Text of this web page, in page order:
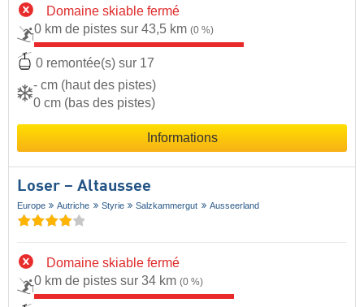
Domaine skiable fermé
0 km de pistes sur 43,5 km (0 %)
0 remontée(s) sur 17
- cm (haut des pistes)
0 cm (bas des pistes)
Informations
Loser – Altaussee
Europe Autriche Styrie Salzkammergut Ausseerland
Domaine skiable fermé
0 km de pistes sur 34 km (0 %)